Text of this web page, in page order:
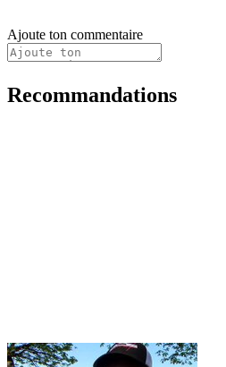
Ajoute ton commentaire
Recommandations